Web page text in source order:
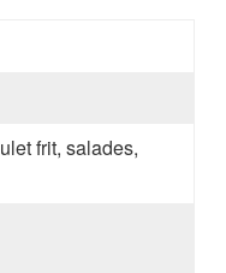
frit, salades,